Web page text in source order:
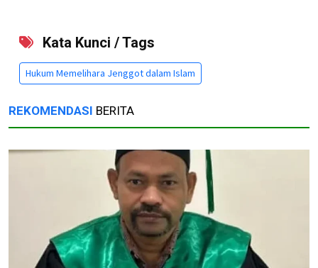
Kata Kunci / Tags
Hukum Memelihara Jenggot dalam Islam
REKOMENDASI BERITA